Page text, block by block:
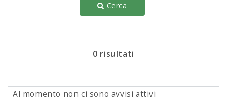
Cerca
0 risultati
Al momento non ci sono avvisi attivi